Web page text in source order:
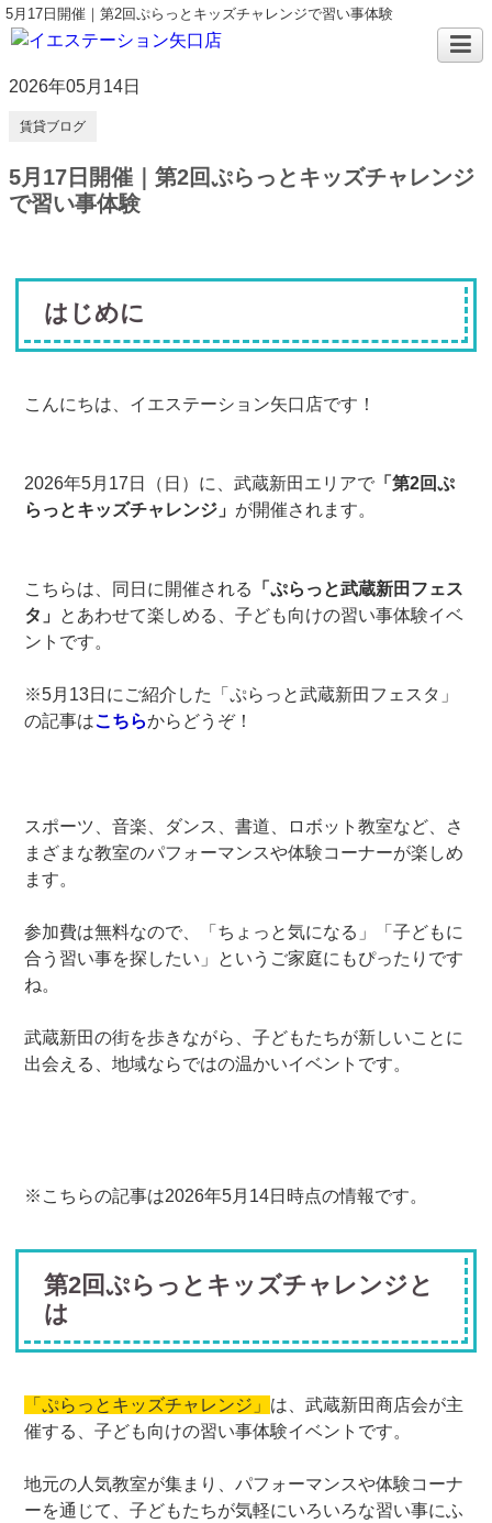
5月17日開催｜第2回ぷらっとキッズチャレンジで習い事体験
2026年05月14日
賃貸ブログ
5月17日開催｜第2回ぷらっとキッズチャレンジ
で習い事体験
はじめに
こんにちは、イエステーション矢口店です！
2026年5月17日（日）に、武蔵新田エリアで 「第2回ぷ
らっとキッズチャレンジ」 が開催されます。
こちらは、同日に開催される
「ぷらっと武蔵新田フェス
タ」 とあわせて楽しめる、子ども向けの習い事体験イベ
ントです。
※5月13日にご紹介した「ぷらっと武蔵新田フェスタ」
の記事はこちらからどうぞ！
スポーツ、音楽、ダンス、書道、ロボット教室など、さ
まざまな教室のパフォーマンスや体験コーナーが楽しめ
ます。
参加費は無料なので、「ちょっと気になる」「子どもに
合う習い事を探したい」というご家庭にもぴったりです
ね。
武蔵新田の街を歩きながら、子どもたちが新しいことに
出会える、地域ならではの温かいイベントです。
※こちらの記事は2026年5月14日時点の情報です。
第2回ぷらっとキッズチャレンジと
は
「ぷらっとキッズチャレンジ」 は、武蔵新田商店会が主
催する、子ども向けの習い事体験イベントです。
地元の人気教室が集まり、パフォーマンスや体験コーナ
ーを通じて、子どもたちが気軽にいろいろな習い事にふ